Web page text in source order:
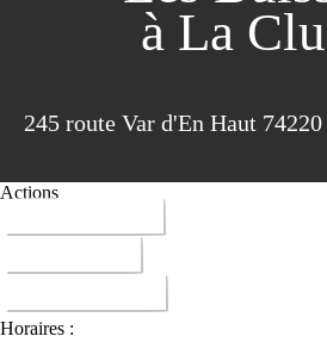
à La
245 route Var d'En Haut
Actions
Horaires :